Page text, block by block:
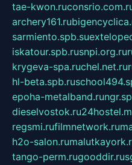
tae-kwon.ru
archery161.ru
sarmiento.spb.su
iskatour.spb.rusnpi.org.ru
krygeva-spa.ruchel.net.ru
hl-beta.spb.ru
epoha-metalband.ru
dieselvostok.ru
regsmi.rufilmnetwork.ru
h2o-salon.ru
tango-perm.rugooddir.ru